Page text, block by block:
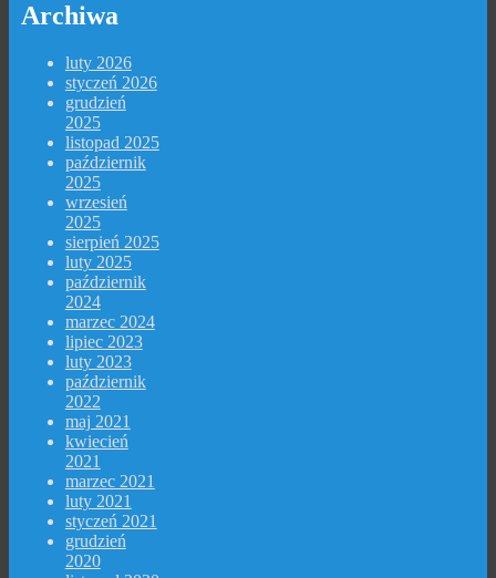
Archiwa
luty 2026
styczeń 2026
grudzień
2025
listopad 2025
październik
2025
wrzesień
2025
sierpień 2025
luty 2025
październik
2024
marzec 2024
lipiec 2023
luty 2023
październik
2022
maj 2021
kwiecień
2021
marzec 2021
luty 2021
styczeń 2021
grudzień
2020